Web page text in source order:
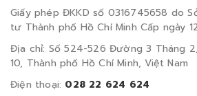
Giấy phép ĐKKD số 0316745658 do
tư Thành phố Hồ Chí Minh Cấp ngày
Địa chỉ: Số 524-526 Đường 3 Tháng
10, Thành phố Hồ Chí Minh, Việt Nam
Điện thoại: 028 22 624 624